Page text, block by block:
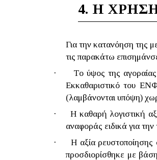
4. Η
Για την κατανόηση της
τις παρακάτω
·
Το ύψος της
Εκκαθαριστικό του
(λαμβάνονται υπόψη)
·
Η καθαρή λογιστική
αναφοράς ειδικά για την
·
Η αξία ρευστοποίησης
προσδιορίσθηκε με